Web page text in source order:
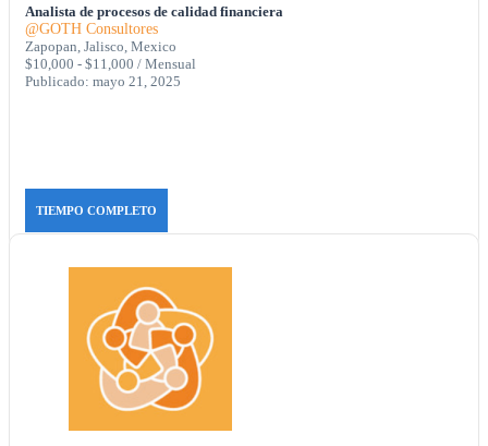
Analista de procesos de calidad financiera
@GOTH Consultores
Zapopan, Jalisco, Mexico
$10,000 - $11,000 / Mensual
Publicado: mayo 21, 2025
TIEMPO COMPLETO